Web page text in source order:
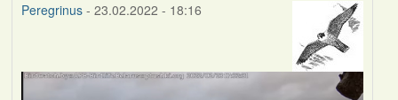
Peregrinus- 23.02.2022 - 18:16